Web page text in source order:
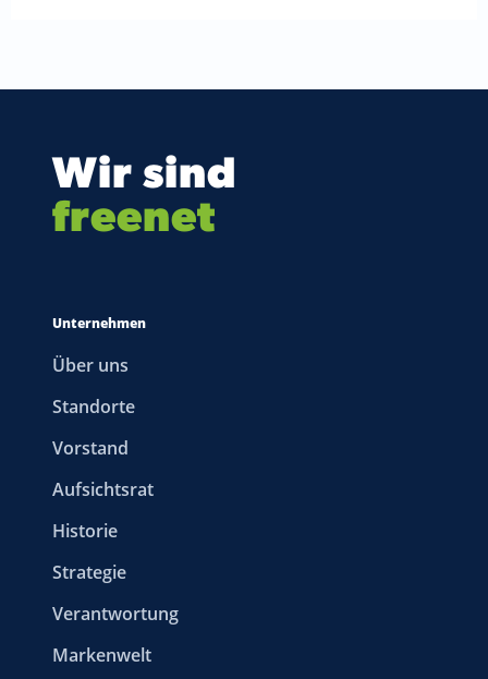
Wir sind
freenet
Unternehmen
Über uns
Standorte
Vorstand
Aufsichtsrat
Historie
Strategie
Verantwortung
Markenwelt